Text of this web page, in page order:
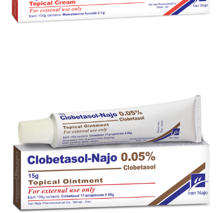
کرم موضعی مومتازون- ناژو 0.1 %
بزرگنمایی توضیحات بیشتر